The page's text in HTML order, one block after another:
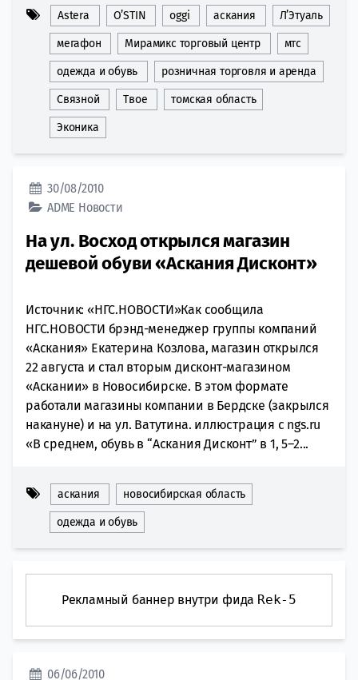
Astera O’STIN oggi аскания Л’Этуаль
мегафон Мирамикс торговый центр мтс
одежда и обувь розничная торговля и аренда
Связной Твое томская область
Эконика
30/08/2010
ADME Новости
На ул. Восход открылся магазин
дешевой обуви «Аскания Дисконт»
Источник: «НГС.НОВОСТИ»Как сообщила
НГС.НОВОСТИ брэнд-менеджер группы компаний
«Аскания» Екатерина Козлова, магазин открылся
22 августа и стал вторым дисконт-магазином
«Аскании» в Новосибирске. В этом формате
работали магазины компании в Бердске (закрылся
накануне) и на ул. Ватутина. иллюстрация с ngs.ru
«В среднем, обувь в “Аскания Дисконт” в 1, 5–2...
аскания новосибирская область
одежда и обувь
Рекламный баннер внутри фида Rek-5
06/06/2010